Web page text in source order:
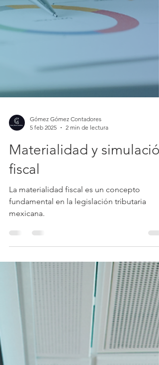
5 feb 2025
2 min de lectura
Materialidad y
fiscal
La materialidad fiscal es un concepto
fundamental en la legislación tributaria
mexicana.